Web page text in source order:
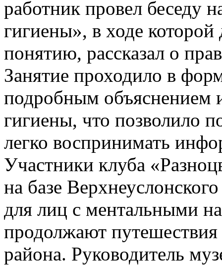
работник провел беседу
гигиены», в ходе
понятию, рассказал о
Занятие проходило в
подробным объяснением
гигиены, что позволило
легко воспринимать
Участники клуба
на базе
для лиц с ментальными
продолжают
района. Руководитель